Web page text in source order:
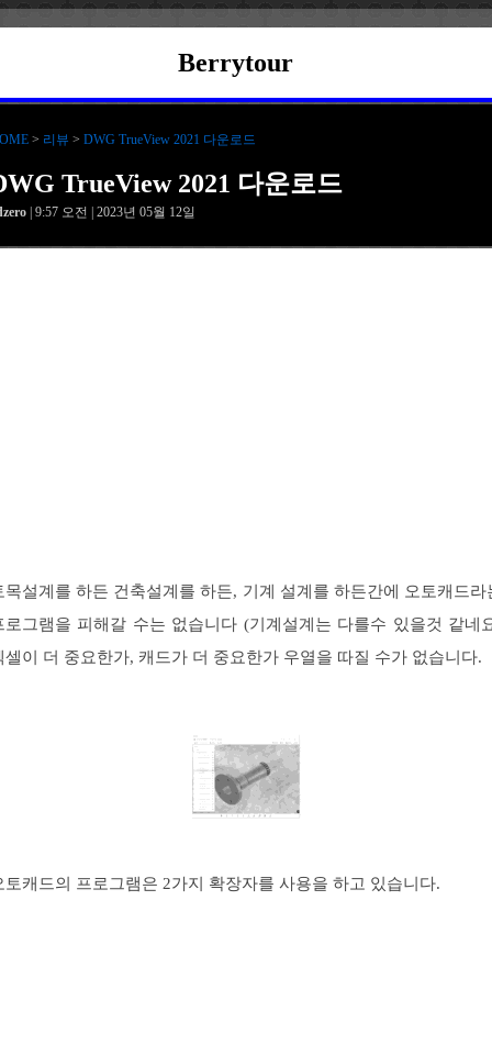
Berrytour
> 리뷰 > DWG TrueView 2021 다운로드
TrueView 2021 다운로드
| 9:57 오전 | 2023년 05월 12일
목설계를 하든 건축설계를 하든, 기계 설계를 하든간에 오토캐드라
로그램을 피해갈 수는 없습니다 (기계설계는 다를수 있을것 같네
셀이 더 중요한가, 캐드가 더 중요한가 우열을 따질 수가 없습니다.
토캐드의 프로그램은 2가지 확장자를 사용을 하고 있습니다.